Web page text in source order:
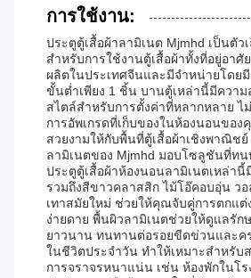
การใช้งาน:
ประตูตู้เสื้อผ้าลามิเนต Mjmhd เป็นตัว
สำหรับการใช้งานตู้เสื้อผ้าทั้งที่อยู่อาศั
ผลิตในประเทศจีนและมีจำหน่ายโดย
ขั้นต่ำเพียง 1 ชิ้น บานตู้เหล่านี้มีความ
สไตล์สำหรับการตั้งค่าที่หลากหลาย ไ
การอัพเกรดที่เก็บของในห้องนอนของ
สวยงามให้กับพื้นที่ตู้เสื้อผ้าเชิงพาณิชย์
ลามิเนตของ Mjmhd มอบโซลูชันที่ท
ประตูตู้เสื้อผ้าห้องนอนลามิเนตเหล่านี้
รวมถึงสีขาวคลาสสิก ไม้โอ๊คอบอุ่น ว
เทาสมัยใหม่ ช่วยให้คุณจับคู่การตกแต่
ง่ายดาย พื้นผิวลามิเนตช่วยให้ดูแลรัก
ยาวนาน ทนทานต่อรอยขีดข่วนและค
ในชีวิตประจำวัน ทำให้เหมาะสำหรับ
การจราจรหนาแน่น เช่น ห้องพักในโร